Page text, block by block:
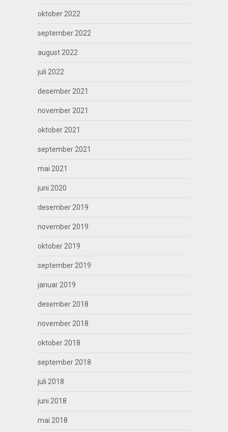
oktober 2022
september 2022
august 2022
juli 2022
desember 2021
november 2021
oktober 2021
september 2021
mai 2021
juni 2020
desember 2019
november 2019
oktober 2019
september 2019
januar 2019
desember 2018
november 2018
oktober 2018
september 2018
juli 2018
juni 2018
mai 2018